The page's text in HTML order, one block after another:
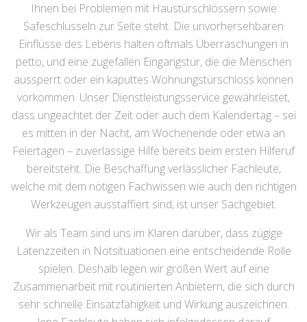
Ihnen bei Problemen mit Haustürschlössern sowie
Safeschlüsseln zur Seite steht. Die unvorhersehbaren
Einflüsse des Lebens halten oftmals Überraschungen in
petto, und eine zugefallen Eingangstür, die die Menschen
aussperrt oder ein kaputtes Wohnungstürschloss können
vorkommen. Unser Dienstleistungsservice gewährleistet,
dass ungeachtet der Zeit oder auch dem Kalendertag – sei
es mitten in der Nacht, am Wochenende oder etwa an
Feiertagen – zuverlässige Hilfe bereits beim ersten Hilferuf
bereitsteht. Die Beschaffung verlässlicher Fachleute,
welche mit dem nötigen Fachwissen wie auch den richtigen
Werkzeugen ausstaffiert sind, ist unser Sachgebiet.
Wir als Team sind uns im Klaren darüber, dass zügige
Latenzzeiten in Notsituationen eine entscheidende Rolle
spielen. Deshalb legen wir großen Wert auf eine
Zusammenarbeit mit routinierten Anbietern, die sich durch
sehr schnelle Einsatzfähigkeit und Wirkung auszeichnen.